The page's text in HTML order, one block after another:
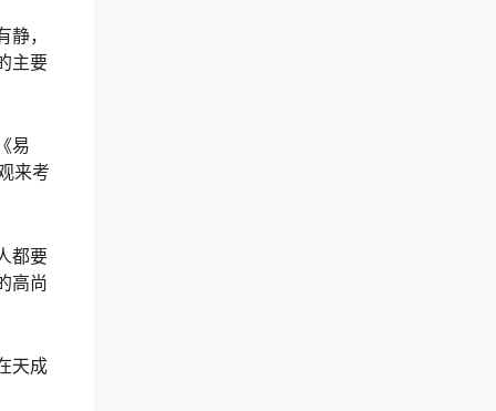
，
主要
易
来考
都要
高尚
天成